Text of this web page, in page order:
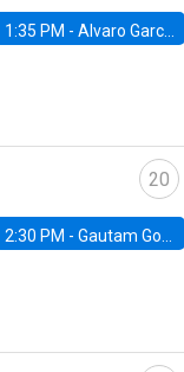
1:35 PM - Alvaro Garcia-Marin, Universidad de Los Andes
20
2:30 PM - Gautam Gowrisankaran, Columbia University